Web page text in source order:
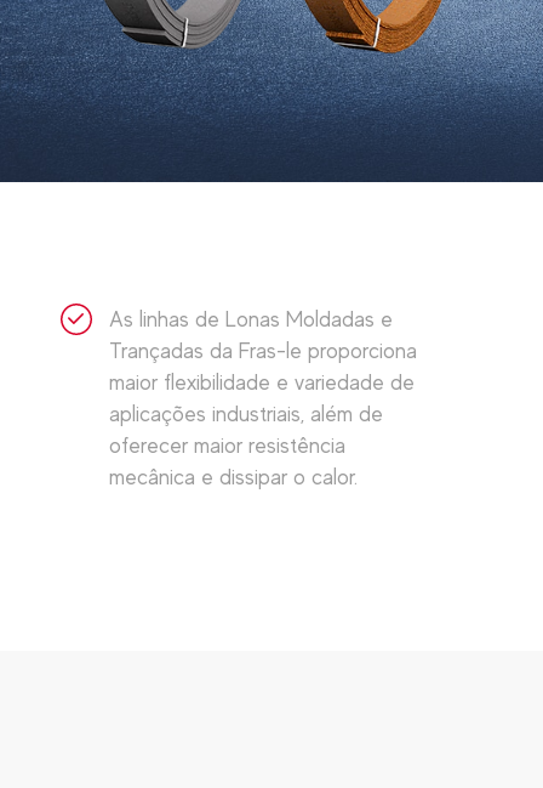
As linhas de Lonas Moldadas e
Trançadas da Fras-le proporciona
maior flexibilidade e variedade de
aplicações industriais, além de
oferecer maior resistência
mecânica e dissipar o calor.